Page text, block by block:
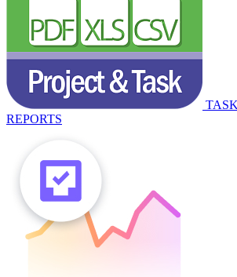
REPORTS